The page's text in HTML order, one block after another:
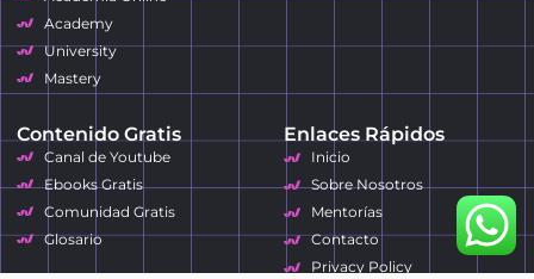
Academy
University
Mastery
Contenido Gratis
Canal de Youtube
Ebooks Gratis
Comunidad Gratis
Glosario
Enlaces Rápidos
Inicio
Sobre Nosotros
Mentorías
Contacto
Privacy Policy